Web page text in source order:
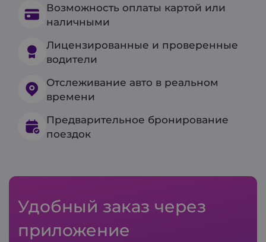
Возможность оплаты картой или
наличными
Лицензированные и проверенные
водители
Отслеживание авто в реальном
времени
Предварительное бронирование
поездок
Удобный заказ через
приложение